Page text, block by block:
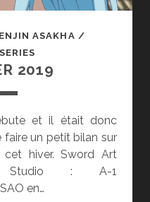
ASAKHA /
2019
et il était donc
un petit bilan sur
cet hiver. Sword Art
Studio : A-1
en…